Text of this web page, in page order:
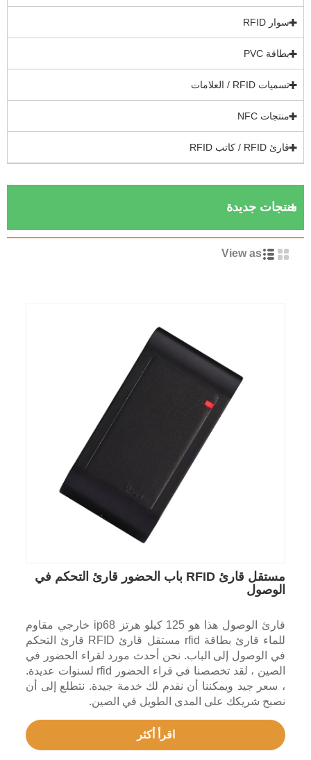
سوار RFID
بطاقة PVC
تسميات RFID / العلامات
منتجات NFC
قارئ RFID / كاتب RFID
جديدة
View as
مستقل قارئ RFID باب الحضور قارئ التحكم في
الوصول
قارئ الوصول هذا هو 125 كيلو هرتز ip68 خارجي مقاوم
للماء قارئ بطاقة rfid مستقل قارئ RFID قارئ التحكم
في الوصول إلى الباب. نحن أحدث مورد لقراء الحضور في
الصين ، لقد تخصصنا في قراء الحضور rfid لسنوات عديدة.
، سعر جيد ويمكننا أن نقدم لك خدمة جيدة. نتطلع إلى أن
نصبح شريكك على المدى الطويل في الصين.
اقرأ أكثر